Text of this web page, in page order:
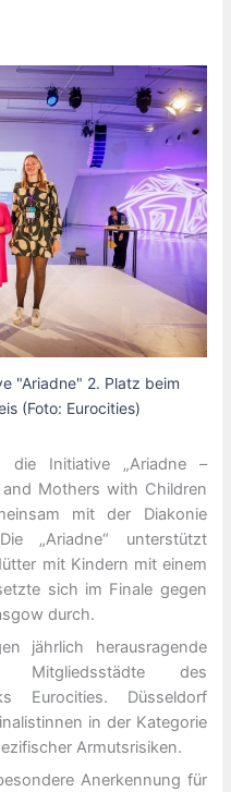
"Ariadne" 2. Platz beim
(Foto: Eurocities)
die Initiative „Ariadne –
Mothers with Children
mit der Diakonie
„Ariadne“ unterstützt
mit Kindern mit einem
sich im Finale gegen
durch.
jährlich herausragende
Mitgliedsstädte des
Eurocities. Düsseldorf
in der Kategorie
Armutsrisiken.
Anerkennung für